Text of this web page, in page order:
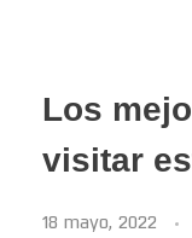
Los
visitar
18 mayo, 2022